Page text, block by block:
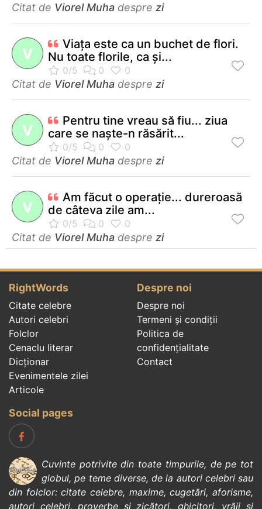
Citat de Viorel Muha despre zi
V
Viaţa este ca un buchet de flori.
Nu toate florile, ca şi...
Citat de Viorel Muha despre zi
V
Pentru tine vreau să fiu... ziua
care se naşte-n răsărit...
Citat de Viorel Muha despre zi
V
Am făcut o operaţie... dureroasă
de câteva zile am...
Citat de Viorel Muha despre zi
RightWords
Citate celebre
Autori celebri
Folclor
Cenaclu literar
Dicționar
Evenimentele zilei
Articole
Despre noi
Despre noi
Termeni și condiții
Politica de
confidenţialitate
Contact
Social pages
Cuvinte potrivite din toate timpurile, de pe tot
globul, pe teme diverse, de la autori celebrisau
din folclor:citate celebre, maxime,cugetări,aforisme,
autori celebri,proverbe și zicători, ghicitori, vrăji si